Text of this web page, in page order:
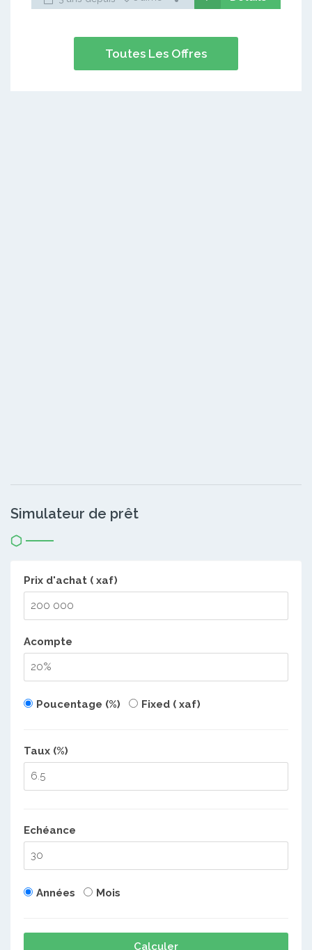
Toutes Les Offres
Simulateur de prêt
Prix d'achat ( xaf)
Acompte
Poucentage (%) Fixed ( xaf)
Taux (%)
Echéance
Années Mois
Calculer